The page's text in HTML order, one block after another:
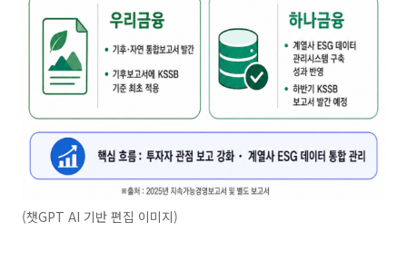
(챗GPT AI 기반 편집 이미지)